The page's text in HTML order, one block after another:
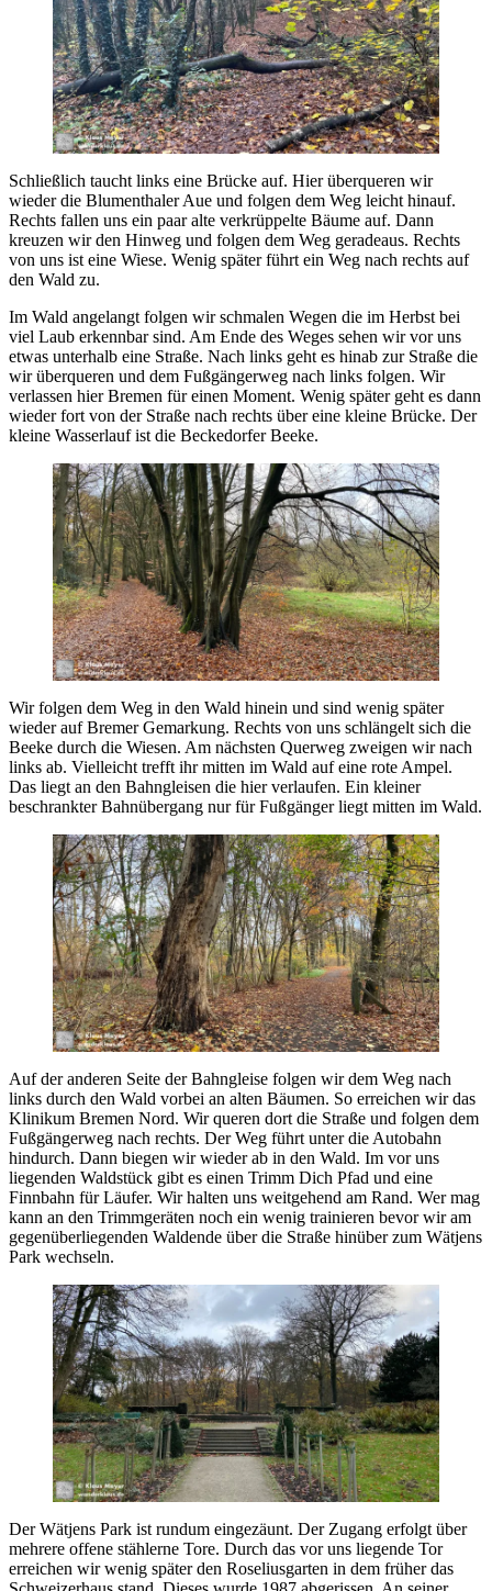
Schließlich taucht links eine Brücke auf. Hier überqueren wir
wieder die Blumenthaler Aue und folgen dem Weg leicht hinauf.
Rechts fallen uns ein paar alte verkrüppelte Bäume auf. Dann
kreuzen wir den Hinweg und folgen dem Weg geradeaus. Rechts
von uns ist eine Wiese. Wenig später führt ein Weg nach rechts auf
den Wald zu.
Im Wald angelangt folgen wir schmalen Wegen die im Herbst bei
viel Laub erkennbar sind. Am Ende des Weges sehen wir vor uns
etwas unterhalb eine Straße. Nach links geht es hinab zur Straße die
wir überqueren und dem Fußgängerweg nach links folgen. Wir
verlassen hier Bremen für einen Moment. Wenig später geht es dann
wieder fort von der Straße nach rechts über eine kleine Brücke. Der
kleine Wasserlauf ist die Beckedorfer Beeke.
Wir folgen dem Weg in den Wald hinein und sind wenig später
wieder auf Bremer Gemarkung. Rechts von uns schlängelt sich die
Beeke durch die Wiesen. Am nächsten Querweg zweigen wir nach
links ab. Vielleicht trefft ihr mitten im Wald auf eine rote Ampel.
Das liegt an den Bahngleisen die hier verlaufen. Ein kleiner
beschrankter Bahnübergang nur für Fußgänger liegt mitten im Wald.
Auf der anderen Seite der Bahngleise folgen wir dem Weg nach
links durch den Wald vorbei an alten Bäumen. So erreichen wir das
Klinikum Bremen Nord. Wir queren dort die Straße und folgen dem
Fußgängerweg nach rechts. Der Weg führt unter die Autobahn
hindurch. Dann biegen wir wieder ab in den Wald. Im vor uns
liegenden Waldstück gibt es einen Trimm Dich Pfad und eine
Finnbahn für Läufer. Wir halten uns weitgehend am Rand. Wer mag
kann an den Trimmgeräten noch ein wenig trainieren bevor wir am
gegenüberliegenden Waldende über die Straße hinüber zum Wätjens
Park wechseln.
Der Wätjens Park ist rundum eingezäunt. Der Zugang erfolgt über
mehrere offene stählerne Tore. Durch das vor uns liegende Tor
erreichen wir wenig später den Roseliusgarten in dem früher das